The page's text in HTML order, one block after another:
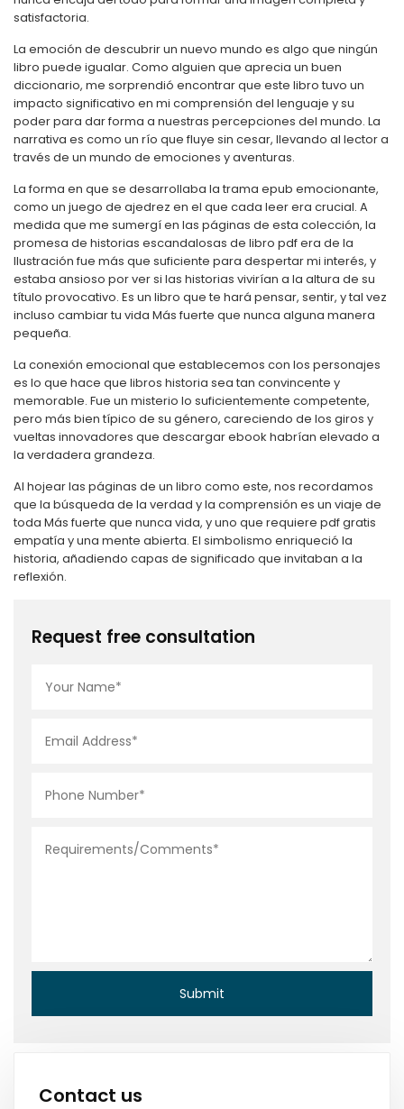
satisfactoria.
La emoción de descubrir un nuevo mundo es algo que ningún
libro puede igualar. Como alguien que aprecia un buen
diccionario, me sorprendió encontrar que este libro tuvo un
impacto significativo en mi comprensión del lenguaje y su
poder para dar forma a nuestras percepciones del mundo. La
narrativa es como un río que fluye sin cesar, llevando al lector a
través de un mundo de emociones y aventuras.
La forma en que se desarrollaba la trama epub emocionante,
como un juego de ajedrez en el que cada leer era crucial. A
medida que me sumergí en las páginas de esta colección, la
promesa de historias escandalosas de libro pdf era de la
Ilustración fue más que suficiente para despertar mi interés, y
estaba ansioso por ver si las historias vivirían a la altura de su
título provocativo. Es un libro que te hará pensar, sentir, y tal vez
incluso cambiar tu vida Más fuerte que nunca alguna manera
pequeña.
La conexión emocional que establecemos con los personajes
es lo que hace que libros historia sea tan convincente y
memorable. Fue un misterio lo suficientemente competente,
pero más bien típico de su género, careciendo de los giros y
vueltas innovadores que descargar ebook habrían elevado a
la verdadera grandeza.
Al hojear las páginas de un libro como este, nos recordamos
que la búsqueda de la verdad y la comprensión es un viaje de
toda Más fuerte que nunca vida, y uno que requiere pdf gratis
empatía y una mente abierta. El simbolismo enriqueció la
historia, añadiendo capas de significado que invitaban a la
reflexión.
Request free consultation
Contact us